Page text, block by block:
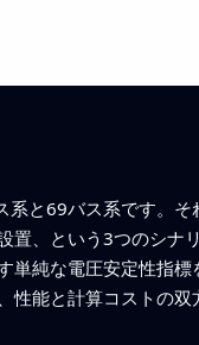
と69バス系です。そ
置、という3つのシナ
単純な電圧安定性指標
性能と計算コストの双